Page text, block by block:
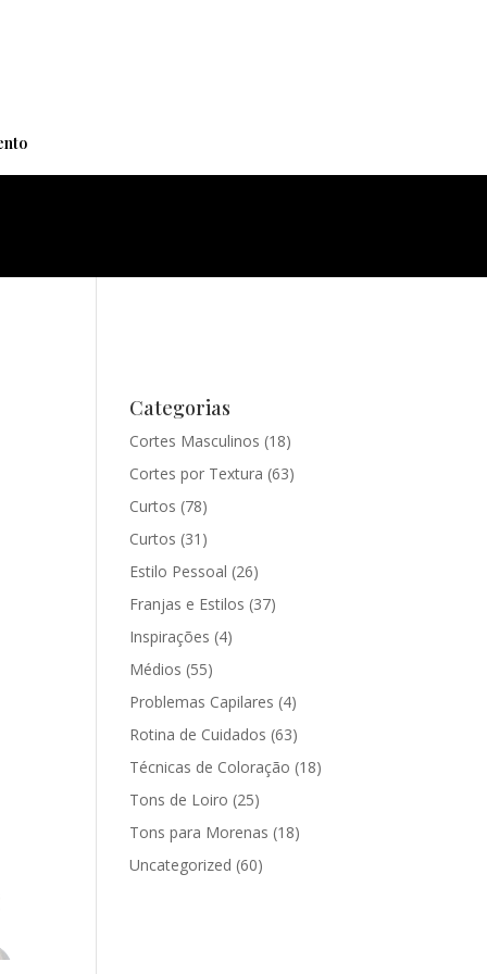
Categorias
Cortes Masculinos (18)
Cortes por Textura (63)
Curtos (78)
Curtos (31)
Estilo Pessoal (26)
Franjas e Estilos (37)
Inspirações (4)
Médios (55)
Problemas Capilares (4)
Rotina de Cuidados (63)
Técnicas de Coloração (18)
Tons de Loiro (25)
Tons para Morenas (18)
Uncategorized (60)